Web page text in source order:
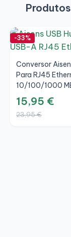
-33%
Conversor
Para RJ45
10/100/1000
3.0
15,95 €
23,95 €